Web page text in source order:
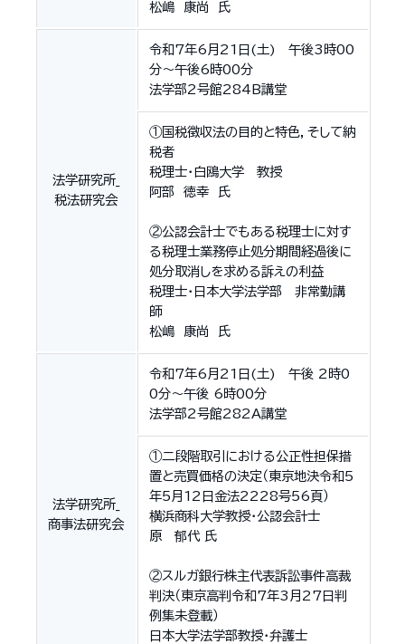
松嶋 康尚 氏
法学研究所_
税法研究会
令和7年6月21日(土) 午後3時00
分～午後6時00分
法学部2号館284B講堂
①国税徴収法の目的と特色，そして納
税者
税理士・白鴎大学 教授
阿部 徳幸 氏
②公認会計士でもある税理士に対す
る税理士業務停止処分期間経過後に
処分取消しを求める訴えの利益
税理士・日本大学法学部 非常勤講
師
松嶋 康尚 氏
法学研究所_
商事法研究会
令和7年6月21日(土) 午後 2時0
0分～午後 6時00分
法学部2号館282A講堂
①二段階取引における公正性担保措
置と売買価格の決定（東京地決令和5
年5月12日金法2228号56頁）
横浜商科大学教授・公認会計士
原 郁代 氏
②スルガ銀行株主代表訴訟事件高裁
判決（東京高判令和7年3月27日判
例集未登載）
日本大学法学部教授・弁護士